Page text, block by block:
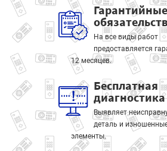
Гарантийные
На все виды работ
предоставляется
12 месяцев.
Бесплатная
диагностика
Выявляет
деталь и
элементы.